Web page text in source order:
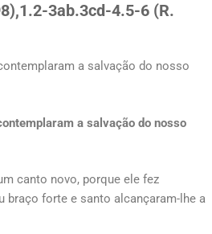
3ab.3cd-4.5-6 (R.
a salvação do nosso
a salvação do nosso
canto novo, porque ele fez
braço forte e santo alcançaram-lhe a